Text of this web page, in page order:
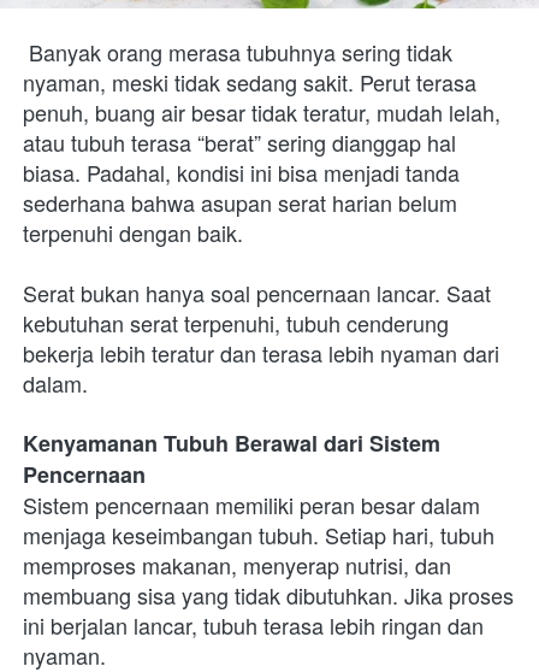
Banyak orang merasa tubuhnya sering tidak
nyaman, meski tidak sedang sakit. Perut terasa
penuh, buang air besar tidak teratur, mudah lelah,
atau tubuh terasa “berat” sering dianggap hal
biasa. Padahal, kondisi ini bisa menjadi tanda
sederhana bahwa asupan serat harian belum
terpenuhi dengan baik.
Serat bukan hanya soal pencernaan lancar. Saat
kebutuhan serat terpenuhi, tubuh cenderung
bekerja lebih teratur dan terasa lebih nyaman dari
dalam.
Kenyamanan Tubuh Berawal dari Sistem
Pencernaan
Sistem pencernaan memiliki peran besar dalam
menjaga keseimbangan tubuh. Setiap hari, tubuh
memproses makanan, menyerap nutrisi, dan
membuang sisa yang tidak dibutuhkan. Jika proses
ini berjalan lancar, tubuh terasa lebih ringan dan
nyaman.